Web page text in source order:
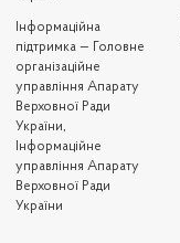
Iнформаційна
підтримка — Головне
організаційне
управління Апарату
Верховної Ради
України,
Інформаційне
управління Апарату
Верховної Ради
України